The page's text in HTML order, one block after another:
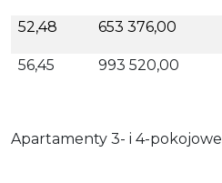
52,48 653 376,00
56,45 993 520,00
Apartamenty 3- i 4-pokojowe